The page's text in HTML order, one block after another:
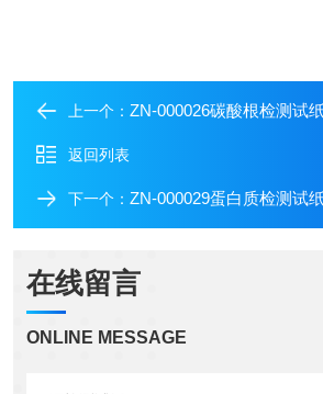
上一个： ZN-000026碳酸根检测试
返回列表
下一个： ZN-000029蛋白质检测试
在线留言
ONLINE MESSAGE